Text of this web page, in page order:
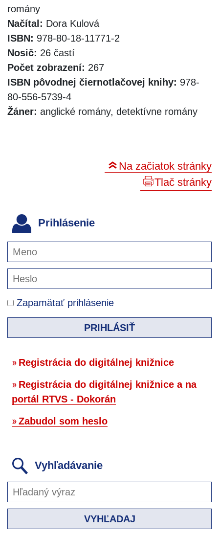
romány
Načítal: Dora Kulová
ISBN: 978-80-18-11771-2
Nosič: 26 častí
Počet zobrazení: 267
ISBN pôvodnej čiernotlačovej knihy: 978-
80-556-5739-4
Žáner: anglické romány, detektívne romány
Na začiatok stránky
Tlač stránky
Prihlásenie
Zapamätať prihlásenie
PRIHLÁSIŤ
Registrácia do digitálnej knižnice
Registrácia do digitálnej knižnice a na
portál RTVS - Dokorán
Zabudol som heslo
Vyhľadávanie
VYHĽADAJ